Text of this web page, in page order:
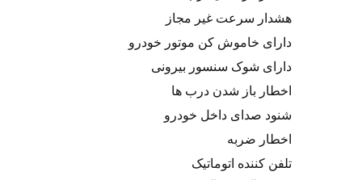
هشدار سرعت غیر مجاز
دارای خاموش کن موتور خودرو
دارای شوک سنسور بیرونی
اخطار باز شدن درب ها
شنود صدای داخل خودرو
اخطار ضربه
تلفن کننده اتوماتیک